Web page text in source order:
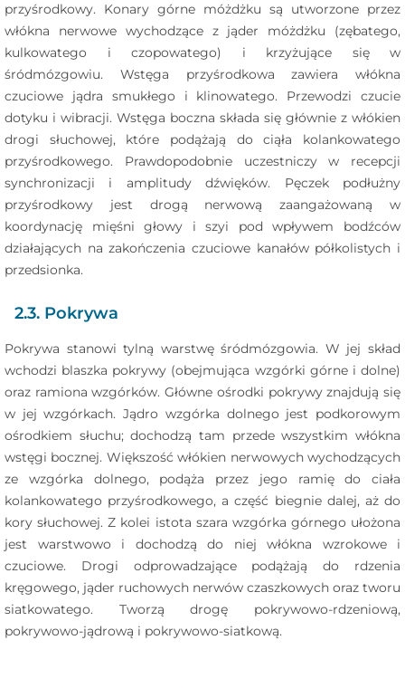
przyśrodkowy. Konary górne móżdżku są utworzone przez
włókna nerwowe wychodzące z jąder móżdżku (zębatego,
kulkowatego i czopowatego) i krzyżujące się w
śródmózgowiu. Wstęga przyśrodkowa zawiera włókna
czuciowe jądra smukłego i klinowatego. Przewodzi czucie
dotyku i wibracji. Wstęga boczna składa się głównie z włókien
drogi słuchowej, które podążają do ciąła kolankowatego
przyśrodkowego. Prawdopodobnie uczestniczy w recepcji
synchronizacji i amplitudy dźwięków. Pęczek podłużny
przyśrodkowy jest drogą nerwową zaangażowaną w
koordynację mięśni głowy i szyi pod wpływem bodźców
działających na zakończenia czuciowe kanałów półkolistych i
przedsionka.
2.3. Pokrywa
Pokrywa stanowi tylną warstwę śródmózgowia. W jej skład
wchodzi blaszka pokrywy (obejmująca wzgórki górne i dolne)
oraz ramiona wzgórków. Główne ośrodki pokrywy znajdują się
w jej wzgórkach. Jądro wzgórka dolnego jest podkorowym
ośrodkiem słuchu; dochodzą tam przede wszystkim włókna
wstęgi bocznej. Większość włókien nerwowych wychodzących
ze wzgórka dolnego, podąża przez jego ramię do ciała
kolankowatego przyśrodkowego, a część biegnie dalej, aż do
kory słuchowej. Z kolei istota szara wzgórka górnego ułożona
jest warstwowo i dochodzą do niej włókna wzrokowe i
czuciowe. Drogi odprowadzające podążają do rdzenia
kręgowego, jąder ruchowych nerwów czaszkowych oraz tworu
siatkowatego. Tworzą drogę pokrywowo-rdzeniową,
pokrywowo-jądrową i pokrywowo-siatkową.